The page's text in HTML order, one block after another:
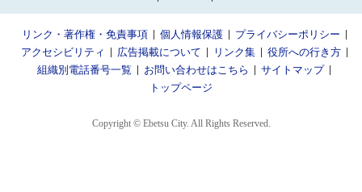
リンク・著作権・免責事項 個人情報保護
プライバシーポリシー
アクセシビリティ
広告掲載について リンク集
役所への行き方
組織別電話番号一覧
お問い合わせはこちら
サイトマップ
トップページ
Copyright © Ebetsu City. All Rights Reserved.